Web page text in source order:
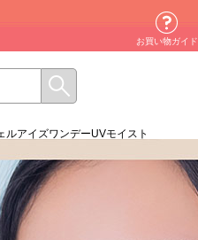
お買い物ガイド
ルアイズワンデーUVモイスト